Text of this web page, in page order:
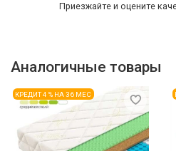
Приезжайте и оцените
Аналогичные товары
КРЕДИТ 4 % НА 36 МЕС